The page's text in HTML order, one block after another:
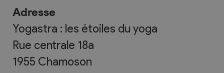
Adresse
Yogastra : les étoiles du yoga
Rue centrale 18a
1955 Chamoson